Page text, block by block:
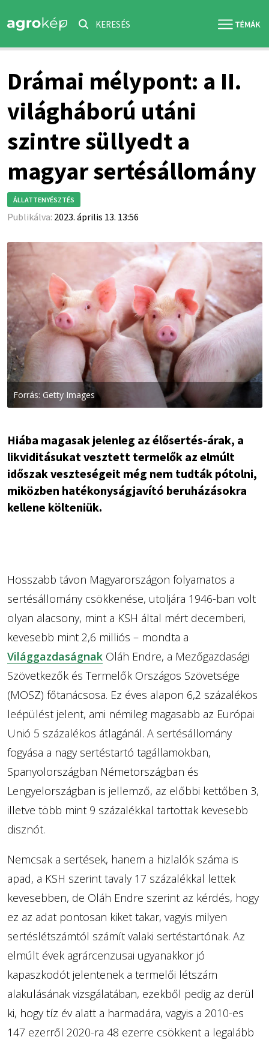
KERESÉS
Drámai mélypont: a II.
világháború utáni
szintre süllyedt a
magyar sertésállomány
ÁLLATTENYÉSZTÉS
Publikálva: 2023. április 13. 13:56
Forrás: Getty Images
Hiába magasak jelenleg az élősertés-árak, a
likviditásukat vesztett termelők az elmúlt
időszak veszteségeit még nem tudták pótolni,
miközben hatékonyságjavító beruházásokra
kellene költeniük.
Hosszabb távon Magyarországon folyamatos a
sertésállomány csökkenése, utoljára 1946-ban volt
olyan alacsony, mint a KSH által mért decemberi,
kevesebb mint 2,6 milliós – mondta a
VilággazdaságnakOláh Endre, a Mezőgazdasági
Szövetkezők és Termelők Országos Szövetsége
(MOSZ) főtanácsosa. Ez éves alapon 6,2 százalékos
leépülést jelent, ami némileg magasabb az Európai
Unió 5 százalékos átlagánál. A sertésállomány
fogyása a nagy sertéstartó tagállamokban,
Spanyolországban Németországban és
Lengyelországban is jellemző, az előbbi kettőben 3,
illetve több mint 9 százalékkal tartottak kevesebb
disznót.
Nemcsak a sertések, hanem a hizlalók száma is
apad, a KSH szerint tavaly 17 százalékkal lettek
kevesebben, de Oláh Endre szerint az kérdés, hogy
ez az adat pontosan kiket takar, vagyis milyen
sertéslétszámtól számít valaki sertéstartónak. Az
elmúlt évek agrárcenzusai ugyanakkor jó
kapaszkodót jelentenek a termelői létszám
alakulásának vizsgálatában, ezekből pedig az derül
ki, hogy tíz év alatt a harmadára, vagyis a 2010-es
147 ezerről 2020-ra 48 ezerre csökkent a legalább